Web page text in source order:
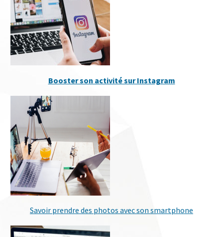
Booster son activité sur Instagram
Savoir prendre des photos avec son smartphone